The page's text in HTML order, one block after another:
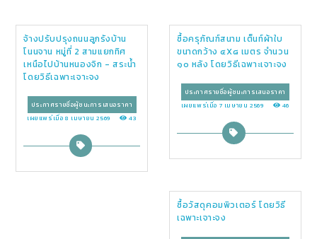
จ้างปรับปรุงถนนลูกรังบ้าน
โนนจาน หมู่ที่ 2 สามแยกทิศ
เหนือไปบ้านหนองจิก - สระน้ำ
โดยวิธีเฉพาะเจาะจง
ประกาศรายชื่อผู้ชนะการเสนอราคา
เผยแพร่เมื่อ 8 เมษายน 2569
43
ซื้อครุภัณฑ์สนาม เต็นท์ผ้าใบ
ขนาดกว้าง ๔X๘ เมตร จำนวน
๑๐ หลัง โดยวิธีเฉพาะเจาะจง
ประกาศรายชื่อผู้ชนะการเสนอราคา
เผยแพร่เมื่อ 7 เมษายน 2569
46
ซื้อวัสดุคอมพิวเตอร์ โดยวิธี
เฉพาะเจาะจง